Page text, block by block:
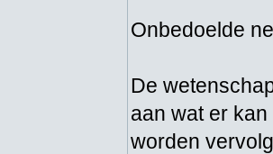
Onbedoelde
De
aan wat er
worden